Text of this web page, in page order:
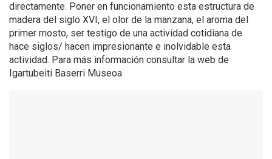
directamente. Poner en funcionamiento esta estructura de
madera del siglo XVI, el olor de la manzana, el aroma del
primer mosto, ser testigo de una actividad cotidiana de
hace siglos/ hacen impresionante e inolvidable esta
actividad. Para más información consultar la web de
Igartubeiti Baserri Museoa